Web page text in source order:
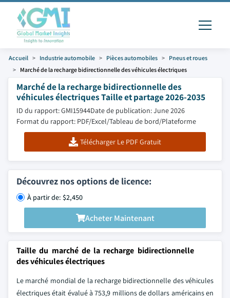
Accueil Industrie automobile Pièces automobiles
Pneus et roues
Marché de la recharge bidirectionnelle des véhicules électriques
Marché de la recharge bidirectionnelle des
véhicules électriques Taille et partage 2026-2035
ID du rapport: GMI15944Date de publication: June 2026
Format du rapport: PDF/Excel/Tableau de bord/Plateforme
Télécharger Le PDF Gratuit
Découvrez nos options de licence:
À partir de: $2,450
Acheter Maintenant
Taille du marché de la recharge bidirectionnelle
des véhicules électriques
Le marché mondial de la recharge bidirectionnelle des véhicules
électriques était évalué à 753,9 millions de dollars américains en